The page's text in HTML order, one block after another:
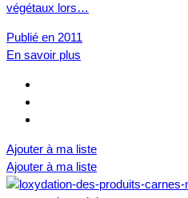
végétaux lors…
Publié en 2011
En savoir plus
Ajouter à ma liste
Ajouter à ma liste